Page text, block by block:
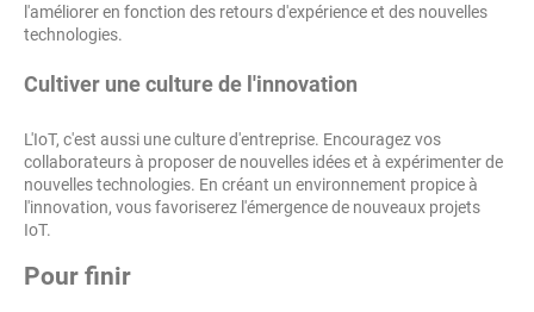
l'améliorer en fonction des retours d'expérience et des nouvelles
technologies.
Cultiver une culture de l'innovation
L'IoT, c'est aussi une culture d'entreprise. Encouragez vos
collaborateurs à proposer de nouvelles idées et à expérimenter de
nouvelles technologies. En créant un environnement propice à
l'innovation, vous favoriserez l'émergence de nouveaux projets
IoT.
Pour finir